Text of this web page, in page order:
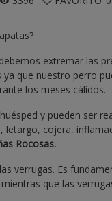
extremar las
que nuestro perro
los meses cálidos.
y pueden ser
letargo, cojera,
Rocosas.
verrugas. Es
que las